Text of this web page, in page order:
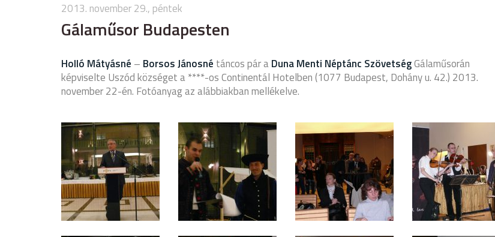
2013. november 29., péntek
Gálaműsor Budapesten
Holló Mátyásné – Borsos Jánosné táncos pár aDuna Menti Néptánc SzövetségGálaműsorán
képviselte Uszód községet a ****-os Continentál Hotelben (1077 Budapest, Dohány u. 42.) 2013.
november 22-én. Fotóanyag az alábbiakban mellékelve.